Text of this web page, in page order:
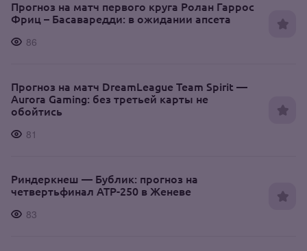
Прогноз на матч первого круга Ролан Гаррос
Фриц – Басаваредди: в ожидании апсета
86
Прогноз на матч DreamLeague Team Spirit —
Aurora Gaming: без третьей карты не
обойтись
81
Риндеркнеш — Бублик: прогноз на
четвертьфинал ATP-250 в Женеве
83